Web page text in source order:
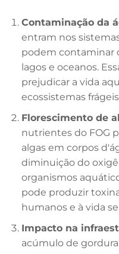
Contaminação da
entram nos
podem contaminar
lagos e oceanos.
prejudicar a vida
ecossistemas
Florescimento de
nutrientes do FOG
algas em corpos
diminuição do
organismos
pode produzir
humanos e à vida
Impacto na
acúmulo de